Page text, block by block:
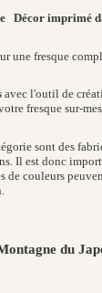
Décor imprimé
une fresque
avec l'outil de
fresque sur-
sont des
Il est donc
de couleurs
du